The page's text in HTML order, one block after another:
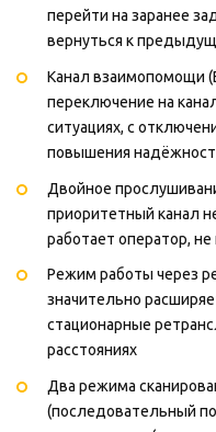
перейти на заранее
вернуться к
Канал взаимопомощи
переключение на
ситуациях, с
повышения
Двойное
приоритетный канал
работает оператор,
Режим работы через
значительно
стационарные
расстояниях
Два режима
(последовательный